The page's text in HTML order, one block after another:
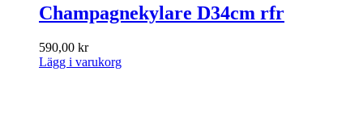
Champagnekylare D34cm rfr
590,00 kr
Lägg i varukorg